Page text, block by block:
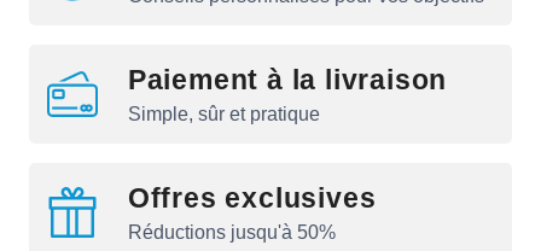
Paiement à la livraison
Simple, sûr et pratique
Offres exclusives
Réductions jusqu'à 50%